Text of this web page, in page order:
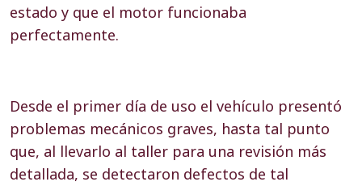
estado y que el motor funcionaba
perfectamente.
Desde el primer día de uso el vehículo presentó
problemas mecánicos graves, hasta tal punto
que, al llevarlo al taller para una revisión más
detallada, se detectaron defectos de tal